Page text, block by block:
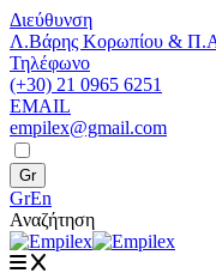
Διεύθυνση
Λ.Βάρης Κορωπίου &
Τηλέφωνο
(+30) 21 0965 6251
EMAIL
empilex@gmail.com
Gr
GrEn
Αναζήτηση